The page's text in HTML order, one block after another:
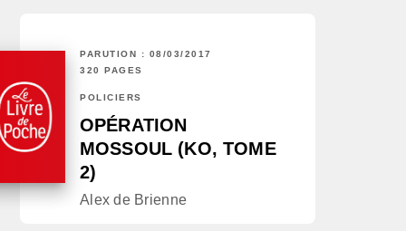
PARUTION : 08/03/2017
320 PAGES
POLICIERS
OPÉRATION
MOSSOUL (KO, TOME
2)
Alex de Brienne